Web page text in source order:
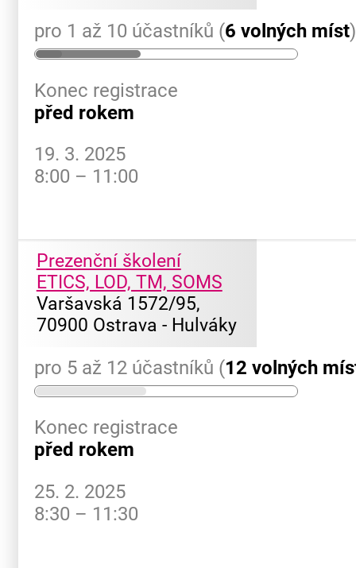
pro 1 až 10 účastníků (6 volných míst)
Konec registrace
před rokem
19. 3. 2025
8:00 – 11:00
Prezenční školení
ETICS, LOD, TM, SOMS
Varšavská 1572/95,
70900 Ostrava - Hulváky
pro 5 až 12 účastníků (12 volných
Konec registrace
před rokem
25. 2. 2025
8:30 – 11:30